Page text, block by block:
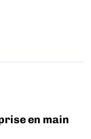
en main